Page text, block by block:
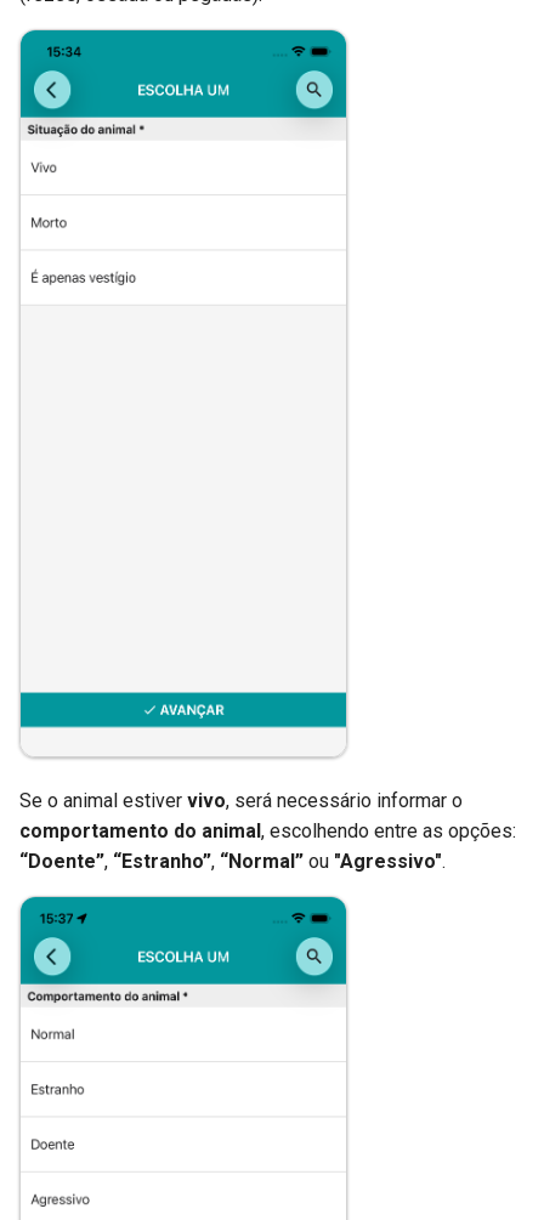
Se o animal estiver vivo, será necessário informar o
comportamento do animal, escolhendo entre as opções:
“Doente”, “Estranho”, “Normal” ou "Agressivo".